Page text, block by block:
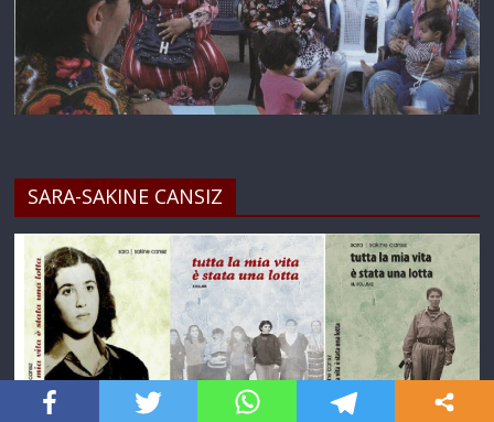
SARA-SAKINE CANSIZ